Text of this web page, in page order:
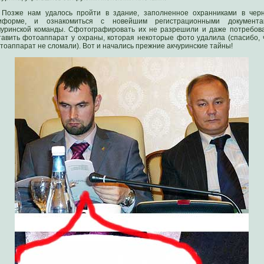
Позже нам удалось пройти в здание, заполненное охранниками в
и ознакомиться с новейшим регистрационными
команды. Сфотографировать их не разрешили и даже
фотоаппарат у охраны, которая некоторые фото удалила (спасибо,
не сломали). Вот и начались прежние акчуринские тайны!